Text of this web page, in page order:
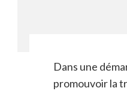
Dans une
promouvoir la